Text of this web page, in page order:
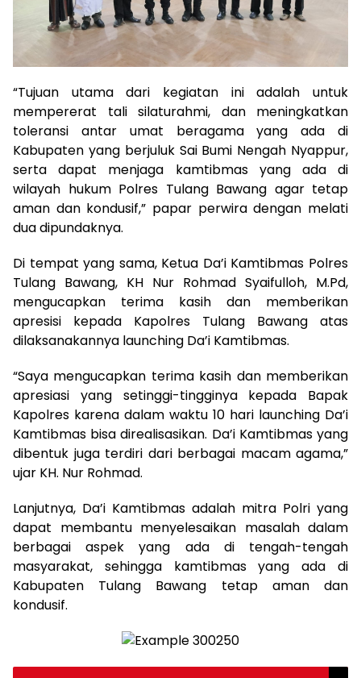
“Tujuan utama dari kegiatan ini adalah untuk
mempererat tali silaturahmi, dan meningkatkan
toleransi antar umat beragama yang ada di
Kabupaten yang berjuluk Sai Bumi Nengah Nyappur,
serta dapat menjaga kamtibmas yang ada di
wilayah hukum Polres Tulang Bawang agar tetap
aman dan kondusif,” papar perwira dengan melati
dua dipundaknya.
Di tempat yang sama, Ketua Da’i Kamtibmas Polres
Tulang Bawang, KH Nur Rohmad Syaifulloh, M.Pd,
mengucapkan terima kasih dan memberikan
apresisi kepada Kapolres Tulang Bawang atas
dilaksanakannya launching Da’i Kamtibmas.
“Saya mengucapkan terima kasih dan memberikan
apresiasi yang setinggi-tingginya kepada Bapak
Kapolres karena dalam waktu 10 hari launching Da’i
Kamtibmas bisa direalisasikan. Da’i Kamtibmas yang
dibentuk juga terdiri dari berbagai macam agama,”
ujar KH. Nur Rohmad.
Lanjutnya, Da’i Kamtibmas adalah mitra Polri yang
dapat membantu menyelesaikan masalah dalam
berbagai aspek yang ada di tengah-tengah
masyarakat, sehingga kamtibmas yang ada di
Kabupaten Tulang Bawang tetap aman dan
kondusif.